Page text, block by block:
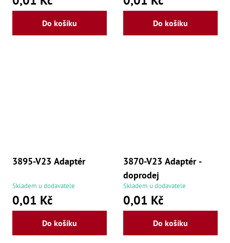
Do košíku Do košíku
3895-V23 Adaptér
Skladem u dodavatele
0,01 Kč
Do košíku
3870-V23 Adaptér -
doprodej
Skladem u dodavatele
0,01 Kč
Do košíku